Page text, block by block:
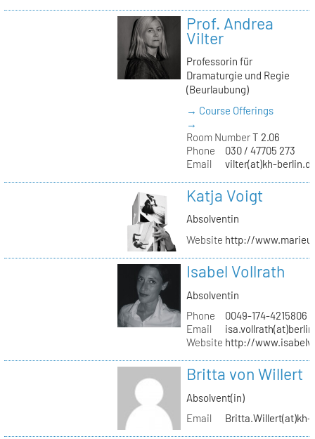
Prof. Andrea
Vilter
Professorin für
Dramaturgie und Regie
(Beurlaubung)
→ Course Offerings
→
Room NumberT 2.06
Phone
030 / 47705 273
Email
vilter(at)kh-
Katja Voigt
Absolventin
Website http://
Isabel Vollrath
Absolventin
Phone
0049-174-4215806
Email
Website http://
Britta von Willert
Absolvent(in)
Email
Britta.Willert(at)kh-